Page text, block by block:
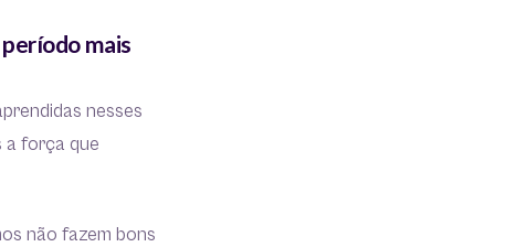
mais
nesses
a força que
não fazem bons